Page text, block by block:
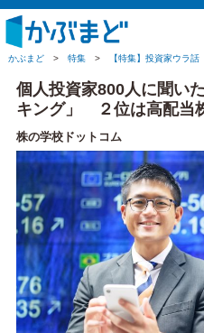
かぶまど > 特集 > 【特集】投資家ウラ話
個人投資家800人に聞い
キング」 ２位は高配当
株の学校ドットコム